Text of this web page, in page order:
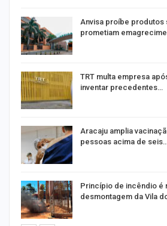
Anvisa proíbe produtos
prometiam
TRT multa empresa
inventar precedentes…
Aracaju amplia
pessoas acima de
Princípio de incêndio é
desmontagem da Vila